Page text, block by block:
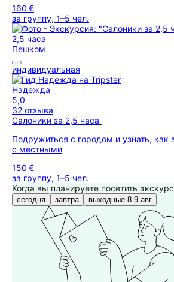
160 €
за группу, 1–5 чел.
2,5 часа
Пешком
индивидуальная
Надежда
5,0
32 отзыва
Салоники за 2,5 часа
Подружиться с городом и узнать, как
с местными
150 €
за группу, 1–5 чел.
Когда вы планируете посетить
сегодня завтра выходные 8-9 авг